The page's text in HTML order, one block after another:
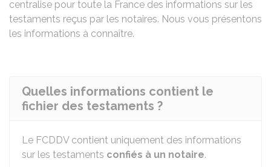
centralise pour toute la France des informations sur les
testaments reçus par les notaires. Nous vous présentons
les informations à connaître.
Quelles informations contient le
fichier des testaments ?
Le FCDDV contient uniquement des informations
sur les testaments confiés à un notaire.